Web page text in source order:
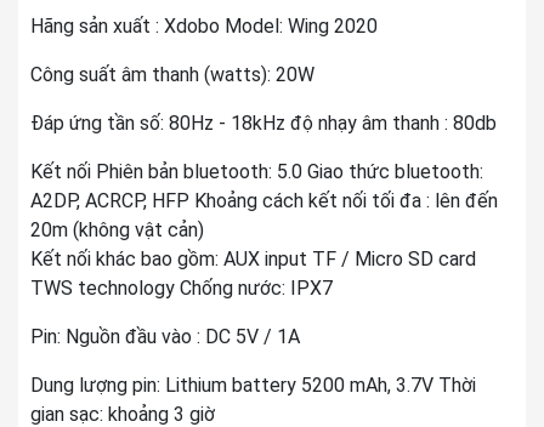
Hãng sản xuất : Xdobo Model: Wing 2020
Công suất âm thanh (watts): 20W
Đáp ứng tần số: 80Hz - 18kHz độ nhạy âm thanh : 80db
Kết nối Phiên bản bluetooth: 5.0 Giao thức bluetooth:
A2DP, ACRCP, HFP Khoảng cách kết nối tối đa : lên đến
20m (không vật cản)
Kết nối khác bao gồm: AUX input TF / Micro SD card
TWS technology Chống nước: IPX7
Pin: Nguồn đầu vào : DC 5V / 1A
Dung lượng pin: Lithium battery 5200 mAh, 3.7V Thời
gian sạc: khoảng 3 giờ